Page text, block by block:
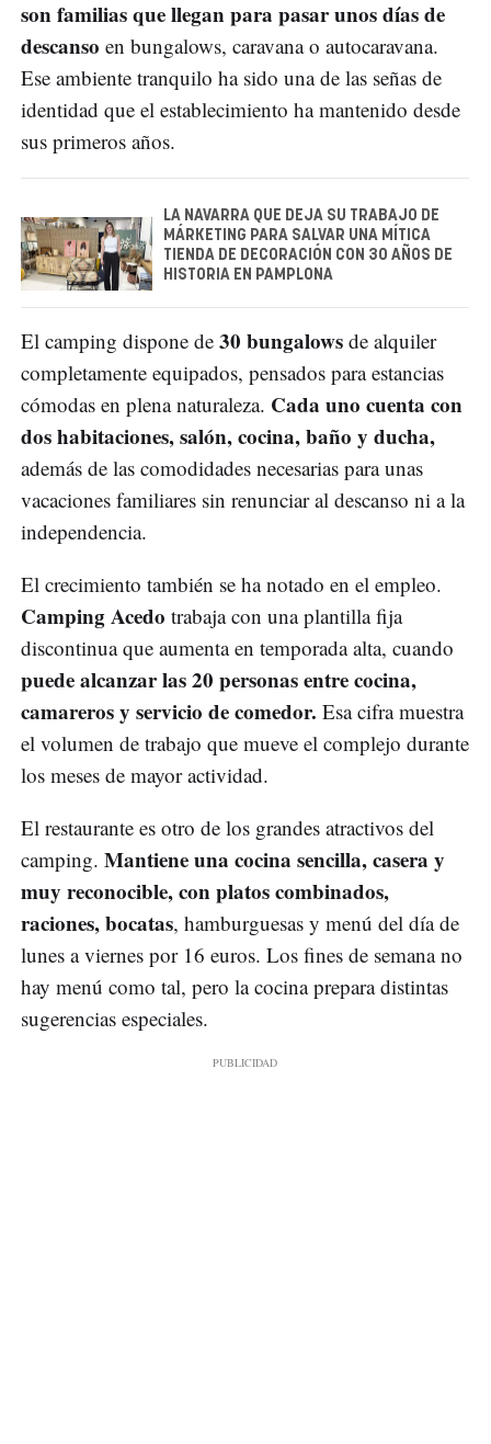
son familias que llegan para pasar unos días de
descanso en bungalows, caravana o autocaravana.
Ese ambiente tranquilo ha sido una de las señas de
identidad que el establecimiento ha mantenido desde
sus primeros años.
LA NAVARRA QUE DEJA SU TRABAJO DE
MÁRKETING PARA SALVAR UNA MÍTICA
TIENDA DE DECORACIÓN CON 30 AÑOS DE
HISTORIA EN PAMPLONA
El camping dispone de 30 bungalows de alquiler
completamente equipados, pensados para estancias
cómodas en plena naturaleza. Cada uno cuenta con
dos habitaciones, salón, cocina, baño y ducha,
además de las comodidades necesarias para unas
vacaciones familiares sin renunciar al descanso ni a la
independencia.
El crecimiento también se ha notado en el empleo.
Camping Acedo trabaja con una plantilla fija
discontinua que aumenta en temporada alta, cuando
puede alcanzar las 20 personas entre cocina,
camareros y servicio de comedor. Esa cifra muestra
el volumen de trabajo que mueve el complejo durante
los meses de mayor actividad.
El restaurante es otro de los grandes atractivos del
camping. Mantiene una cocina sencilla, casera y
muy reconocible, con platos combinados,
raciones, bocatas, hamburguesas y menú del día de
lunes a viernes por 16 euros. Los fines de semana no
hay menú como tal, pero la cocina prepara distintas
sugerencias especiales.